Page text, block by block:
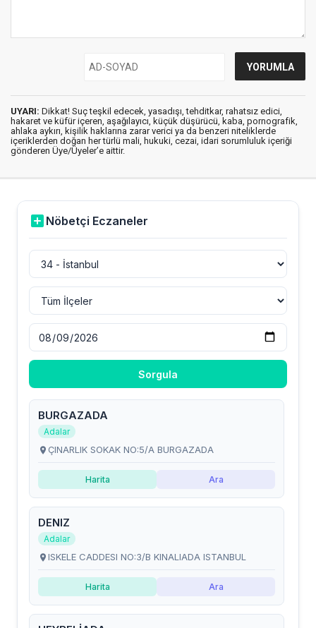
UYARI: Dikkat! Suç teşkil edecek, yasadışı, tehditkar, rahatsız edici,
hakaret ve küfür içeren, aşağılayıcı, küçük düşürücü, kaba, pornografik,
ahlaka aykırı, kişilik haklarına zarar verici ya da benzeri niteliklerde
içeriklerden doğan her türlü mali, hukuki, cezai, idari sorumluluk içeriği
gönderen Üye/Üyeler’e aittir.